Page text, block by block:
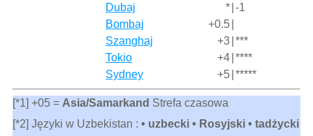
Dubaj
* -1
Bombaj
+0.5
Szanghaj
+3 ***
Tokio
+4 ****
Sydney
+5 *****
[*1] +05 = Asia/Samarkand Strefa czasowa
[*2] Języki w Uzbekistan : • uzbecki • Rosyjski • tadżycki